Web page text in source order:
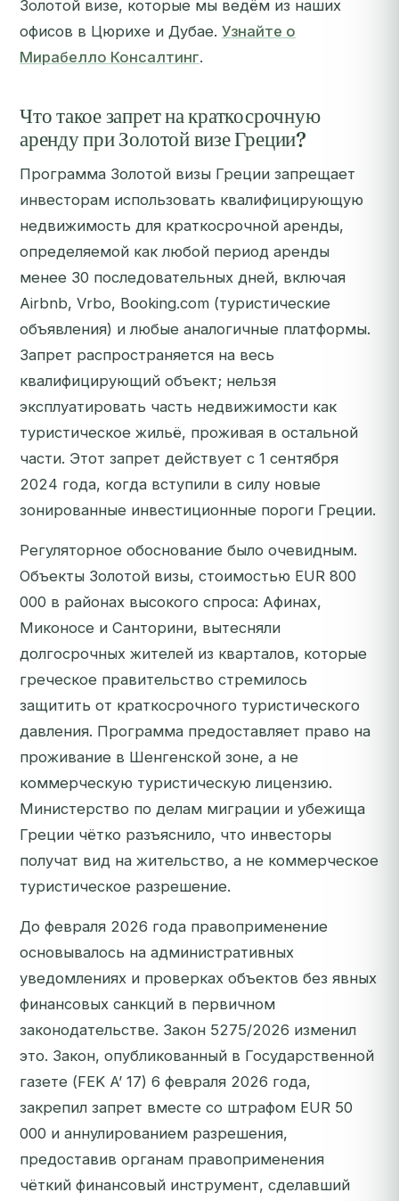
Золотой визе, которые мы ведём из наших
офисов в Цюрихе и Дубае. Узнайте о
Мирабелло Консалтинг.
Что такое запрет на краткосрочную
аренду при Золотой визе Греции?
Программа Золотой визы Греции запрещает
инвесторам использовать квалифицирующую
недвижимость для краткосрочной аренды,
определяемой как любой период аренды
менее 30 последовательных дней, включая
Airbnb, Vrbo, Booking.com (туристические
объявления) и любые аналогичные платформы.
Запрет распространяется на весь
квалифицирующий объект; нельзя
эксплуатировать часть недвижимости как
туристическое жильё, проживая в остальной
части. Этот запрет действует с 1 сентября
2024 года, когда вступили в силу новые
зонированные инвестиционные пороги Греции.
Регуляторное обоснование было очевидным.
Объекты Золотой визы, стоимостью EUR 800
000 в районах высокого спроса: Афинах,
Миконосе и Санторини, вытесняли
долгосрочных жителей из кварталов, которые
греческое правительство стремилось
защитить от краткосрочного туристического
давления. Программа предоставляет право на
проживание в Шенгенской зоне, а не
коммерческую туристическую лицензию.
Министерство по делам миграции и убежища
Греции чётко разъяснило, что инвесторы
получат вид на жительство, а не коммерческое
туристическое разрешение.
До февраля 2026 года правоприменение
основывалось на административных
уведомлениях и проверках объектов без явных
финансовых санкций в первичном
законодательстве. Закон 5275/2026 изменил
это. Закон, опубликованный в Государственной
газете (FEK A’ 17) 6 февраля 2026 года,
закрепил запрет вместе со штрафом EUR 50
000 и аннулированием разрешения,
предоставив органам правоприменения
чёткий финансовый инструмент, сделавший